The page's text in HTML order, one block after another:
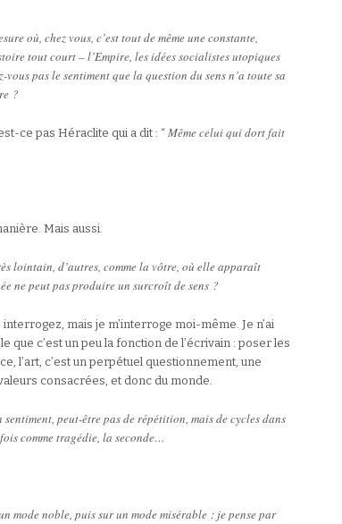
où, chez vous, c’est tout de même une constante,
tout court – l’Empire, les idées socialistes utopiques
pas le sentiment que la question du sens n’a toute sa
?
ce pas Héraclite qui a dit : “ Même celui qui dort fait
Mais aussi.
lointain, d’autres, comme la vôtre, où elle apparaît
ne peut pas produire un surcroît de sens ?
mais je m’interroge moi-même. Je n’ai
c’est un peu la fonction de l’écrivain : poser les
l’art, c’est un perpétuel questionnement, une
consacrées, et donc du monde.
peut-être pas de répétition, mais de cycles dans
comme tragédie, la seconde…
mode noble, puis sur un mode misérable : je pense par